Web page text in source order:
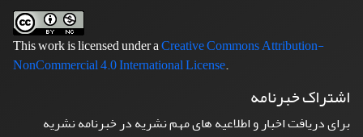
This work is licensed under aCreative Commons Attribution-
NonCommercial 4.0 International License.
اشتراک خبرنامه
برای دریافت اخبار و اطلاعیه های مهم نشریه در خبرنامه نشریه